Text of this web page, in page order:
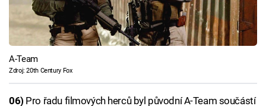
A-Team
Zdroj: 20th Century Fox
06) Pro řadu filmových herců byl původní A-Team součástí